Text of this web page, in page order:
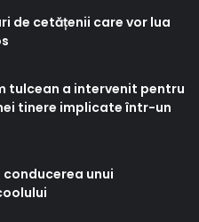
de cetățenii care vor lua
tulcean a intervenit pentru
tinere implicate într-un
unui